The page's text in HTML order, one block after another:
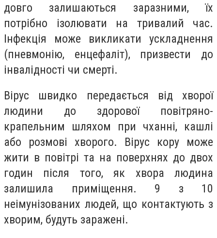
довго залишаються заразними, їх
потрібно ізолювати на тривалий час.
Інфекція може викликати ускладнення
(пневмонію, енцефаліт), призвести до
інвалідності чи смерті.
Вірус швидко передається від хворої
людини до здорової повітряно-
крапельним шляхом при чханні, кашлі
або розмові хворого. Вірус кору може
жити в повітрі та на поверхнях до двох
годин після того, як хвора людина
залишила приміщення. 9 з 10
неімунізованих людей, що контактують з
хворим, будуть заражені.